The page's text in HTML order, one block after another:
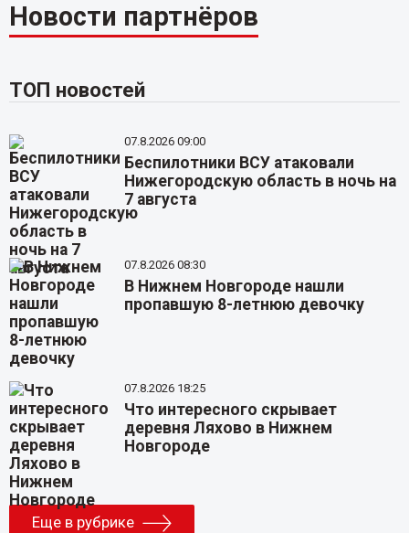
Новости партнёров
ТОП новостей
07.8.2026 09:00
Беспилотники ВСУ атаковали
Нижегородскую область в ночь на
7 августа
07.8.2026 08:30
В Нижнем Новгороде нашли
пропавшую 8-летнюю девочку
07.8.2026 18:25
Что интересного скрывает
деревня Ляхово в Нижнем
Новгороде
Еще в рубрике